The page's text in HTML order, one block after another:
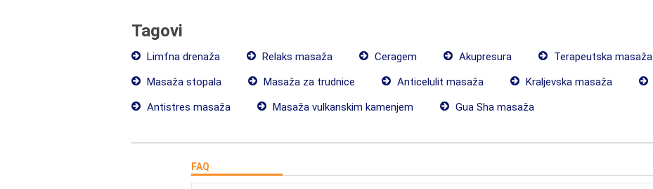
Tagovi
Limfna drenaža Relaks masaža Ceragem Akupresura Terapeutska masaža
Masaža stopala
Masaža za trudnice Anticelulit masaža Kraljevska masaža
Antistres masaža
Masaža vulkanskim kamenjem Gua Sha masaža
FAQ